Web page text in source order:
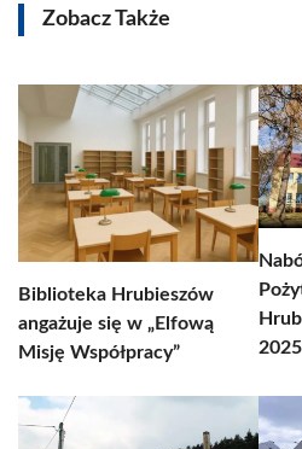
Zobacz Także
Biblioteka Hrubieszów
angażuje się w „Elfową
Misję Współpracy”